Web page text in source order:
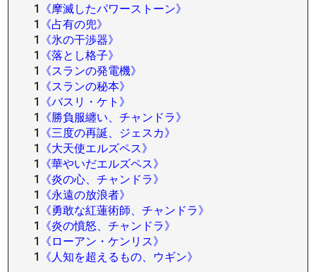
1
《摩滅したパワーストーン》
1
《占有の兜》
1
《氷の干渉器》
1
《落とし格子》
1
《スランの発電機》
1
《スランの秘本》
1
《バスリ・ケト》
1
《勝負服纏い、チャンドラ》
1
《三度の再誕、ジェスカ》
1
《大天使エルズペス》
1
《華やいだエルズペス》
1
《炎の心、チャンドラ》
1
《永遠の放浪者》
1
《勇敢な紅蓮術師、チャンドラ》
1
《炎の憤怒、チャンドラ》
1
《ローアン・ケンリス》
1
《人知を超えるもの、ウギン》